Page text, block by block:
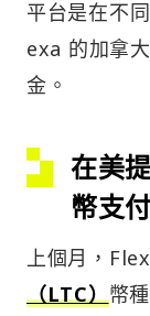
平台是在不
exa 的加拿
金。
在美
幣支付
上個月，
（LTC）幣